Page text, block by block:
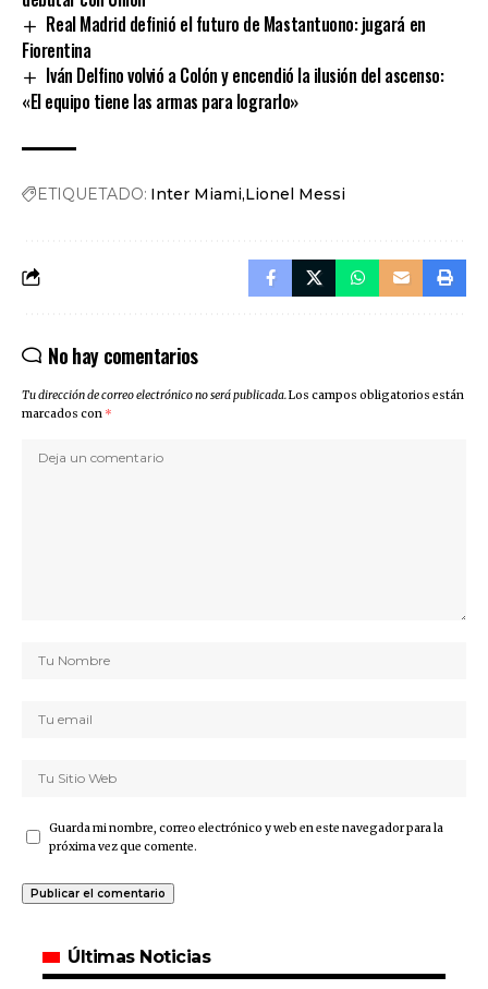
Real Madrid definió el futuro de Mastantuono: jugará en
Fiorentina
Iván Delfino volvió a Colón y encendió la ilusión del ascenso:
«El equipo tiene las armas para lograrlo»
ETIQUETADO: Inter Miami Lionel Messi
No hay comentarios
Tu dirección de correo electrónico no será publicada.Los campos obligatorios están
marcados con *
Guarda mi nombre, correo electrónico y web en este navegador para la
próxima vez que comente.
Últimas Noticias